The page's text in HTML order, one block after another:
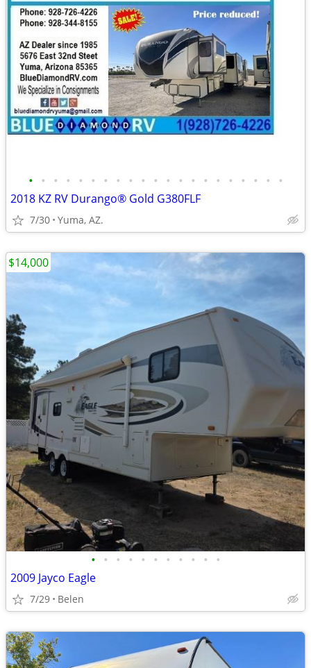
• • • • • • • • • • • • • • • • • • • • •
2018 KZ RV Durango® Gold G380FLF
7/30 Yuma, AZ.
• • • • • • • • • • •
2009 Jayco Eagle
7/29 Belen
$14,000